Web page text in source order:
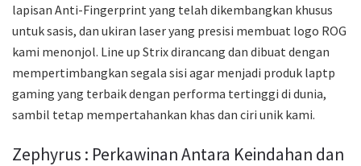
lapisan Anti-Fingerprint yang telah dikembangkan khusus
untuk sasis, dan ukiran laser yang presisi membuat logo ROG
kami menonjol. Line up Strix dirancang dan dibuat dengan
mempertimbangkan segala sisi agar menjadi produk laptp
gaming yang terbaik dengan performa tertinggi di dunia,
sambil tetap mempertahankan khas dan ciri unik kami.
Zephyrus : Perkawinan Antara Keindahan dan